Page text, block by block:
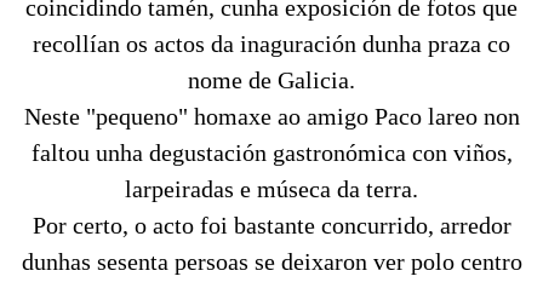
coincidindo tamén, cunha exposición de fotos que
recollían os actos da inaguración dunha praza co
nome de Galicia.
Neste "pequeno" homaxe ao amigo Paco lareo non
faltou unha degustación gastronómica con viños,
larpeiradas e múseca da terra.
Por certo, o acto foi bastante concurrido, arredor
dunhas sesenta persoas se deixaron ver polo centro